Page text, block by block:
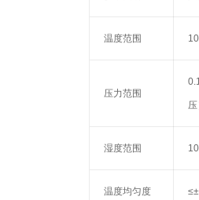
温度范围
压力范围
压
湿度范围
温度均匀度